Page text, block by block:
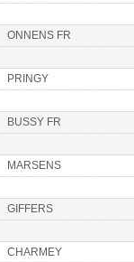
ONNENS FR
PRINGY
BUSSY FR
MARSENS
GIFFERS
CHARMEY